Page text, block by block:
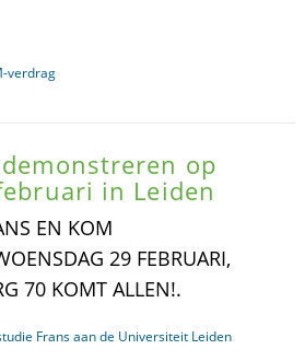
verdrag
op
in Leiden
EN KOM
29 FEBRUARI,
70 KOMT ALLEN!.
Frans aan de Universiteit Leiden